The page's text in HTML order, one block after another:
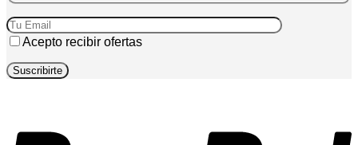
Acepto recibir ofertas